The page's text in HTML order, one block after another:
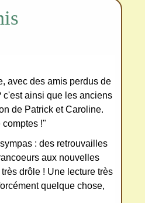
avec des amis perdus de
c'est ainsi que les anciens
de Patrick et Caroline.
!"
: des retrouvailles
aux nouvelles
drôle ! Une lecture très
quelque chose,